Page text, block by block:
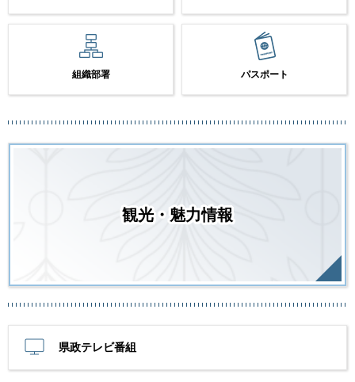
組織部署 パスポート
観光・魅力情報
県政テレビ番組